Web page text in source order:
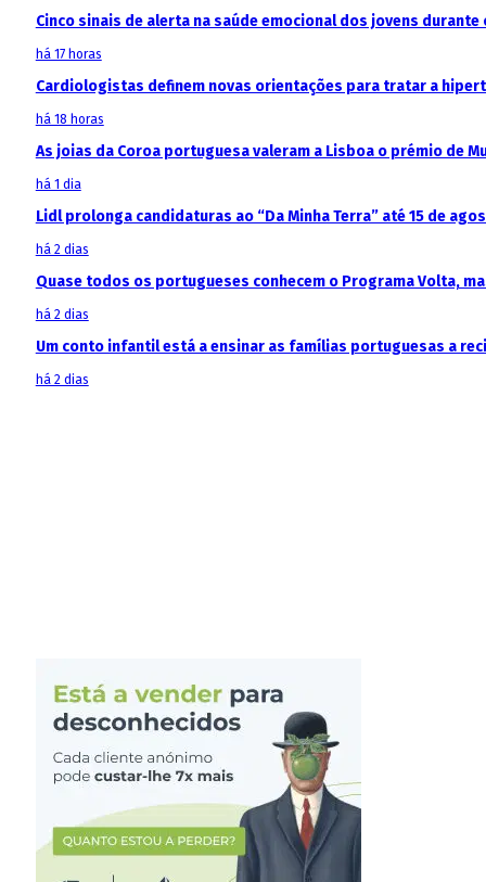
Cinco sinais de alerta na saúde emocional dos jovens durante
há 17 horas
Cardiologistas definem novas orientações para tratar a
há 18 horas
As joias da Coroa portuguesa valeram a Lisboa o prémio de
há 1 dia
Lidl prolonga candidaturas ao “Da Minha Terra” até 15 de
há 2 dias
Quase todos os portugueses conhecem o Programa Volta,
há 2 dias
Um conto infantil está a ensinar as famílias portuguesas a
há 2 dias